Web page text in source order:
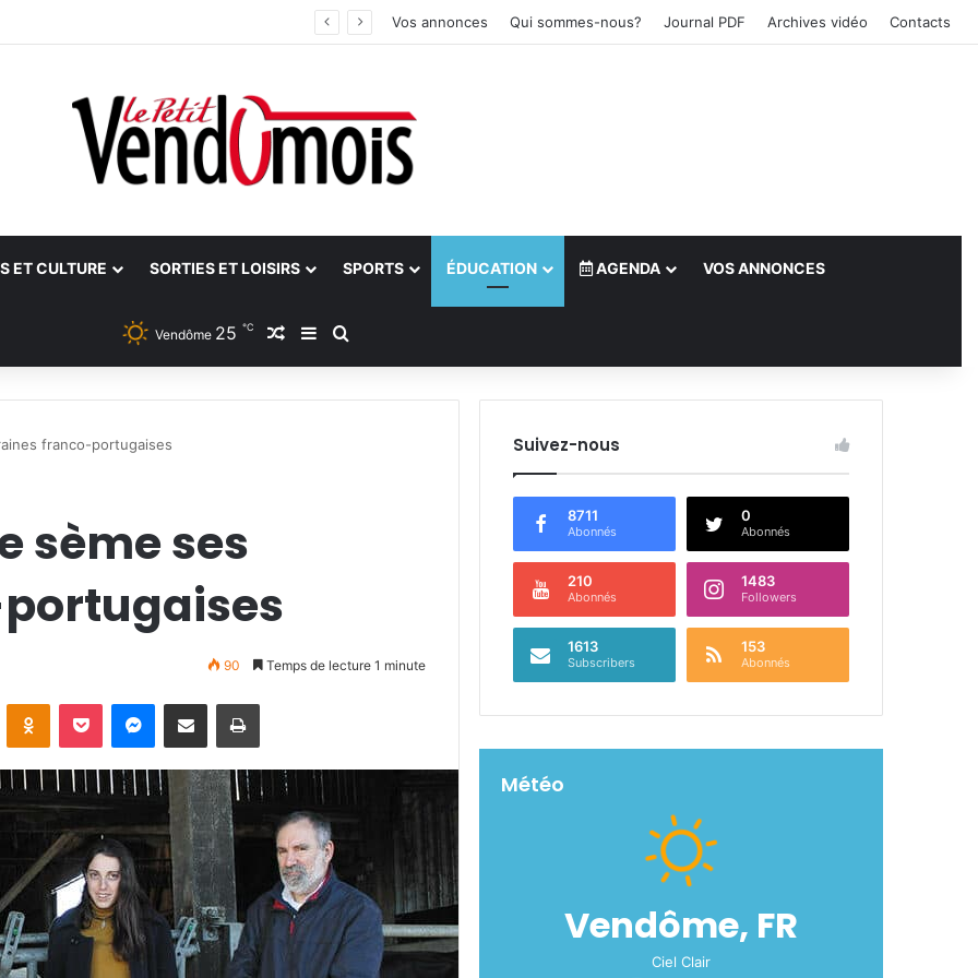
Vos annonces Qui sommes-nous? Journal PDF Archives vidéo Contacts
ET CULTURE SORTIES ET LOISIRS SPORTS ÉDUCATION AGENDA VOS ANNONCES
Vendôme 25 ℃ Article Aléatoire
Sidebar (barre latérale)
franco-portugaises
sème ses
90 Temps de lecture 1 minute
Suivez-nous
8711
Abonnés
0
Abonnés
210
Abonnés
1483
Followers
1613
Subscribers
153
Abonnés
Météo
Vendôme, FR
Ciel Clair